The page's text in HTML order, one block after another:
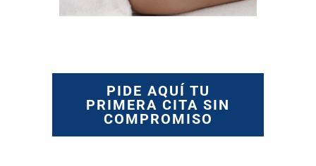
PIDE AQUÍ TU
PRIMERA CITA SIN
COMPROMISO